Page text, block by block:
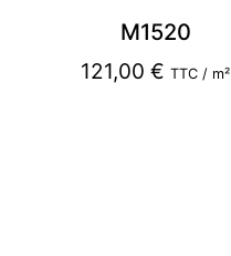
M1520
121,00€ TTC / m²